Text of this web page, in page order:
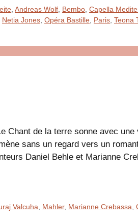
,Andreas Wolf Bembo ,Capella
Netia Jones Opéra Bastille Paris Teona
Chant de la terre sonne avec
sans un regard vers un
Daniel Behle et Marianne
Valcuha Mahler, Marianne Crebassa ,